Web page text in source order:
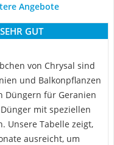
Angebote
SEHR GUT
von Chrysal sind
und Balkonpflanzen
Düngern für Geranien
mit speziellen
Unsere Tabelle zeigt,
ausreicht, um